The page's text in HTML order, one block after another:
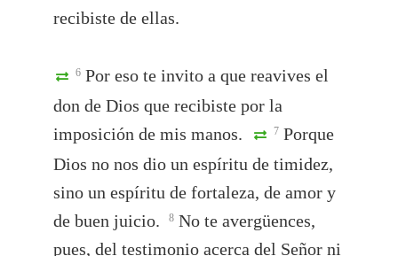
recibiste de ellas.
6 Por eso te invito a que reavives el
don de Dios que recibiste por la
imposición de mis manos.
7 Porque
Dios no nos dio un espíritu de timidez,
sino un espíritu de fortaleza, de amor y
de buen juicio.
8 No te avergüences,
pues, del testimonio acerca del Señor ni